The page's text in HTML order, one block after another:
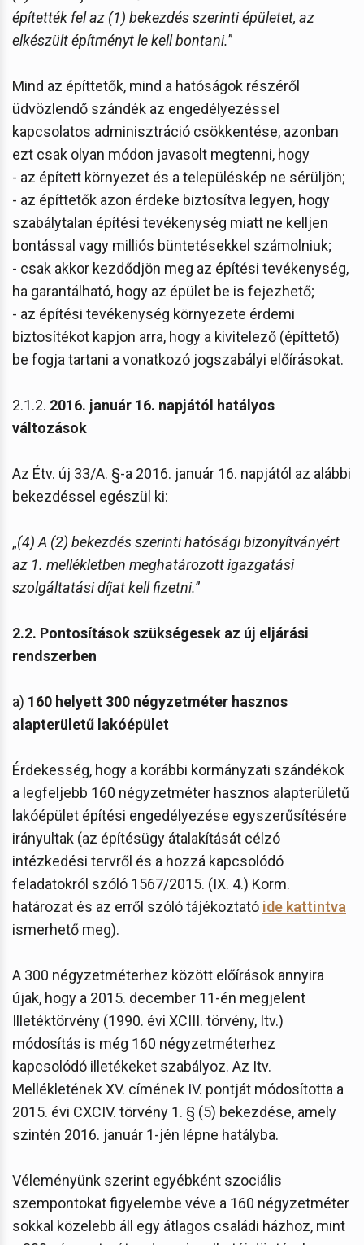
építették fel az (1) bekezdés szerinti épületet, az
elkészült építményt le kell bontani.”
Mind az építtetők, mind a hatóságok részéről
üdvözlendő szándék az engedélyezéssel
kapcsolatos adminisztráció csökkentése, azonban
ezt csak olyan módon javasolt megtenni, hogy
- az épített környezet és a településkép ne sérüljön;
- az építtetők azon érdeke biztosítva legyen, hogy
szabálytalan építési tevékenység miatt ne kelljen
bontással vagy milliós büntetésekkel számolniuk;
- csak akkor kezdődjön meg az építési tevékenység,
ha garantálható, hogy az épület be is fejezhető;
- az építési tevékenység környezete érdemi
biztosítékot kapjon arra, hogy a kivitelező (építtető)
be fogja tartani a vonatkozó jogszabályi előírásokat.
2.1.2. 2016. január 16. napjától hatályos
változások
Az Étv. új 33/A. §-a 2016. január 16. napjától az alábbi
bekezdéssel egészül ki:
„(4) A (2) bekezdés szerinti hatósági bizonyítványért
az 1. mellékletben meghatározott igazgatási
szolgáltatási díjat kell fizetni.”
2.2. Pontosítások szükségesek az új eljárási
rendszerben
a) 160 helyett 300 négyzetméter hasznos
alapterületű lakóépület
Érdekesség, hogy a korábbi kormányzati szándékok
a legfeljebb 160 négyzetméter hasznos alapterületű
lakóépület építési engedélyezése egyszerűsítésére
irányultak (az építésügy átalakítását célzó
intézkedési tervről és a hozzá kapcsolódó
feladatokról szóló 1567/2015. (IX. 4.) Korm.
határozat és az erről szóló tájékoztató ide kattintva
ismerhető meg).
A 300 négyzetméterhez között előírások annyira
újak, hogy a 2015. december 11-én megjelent
Illetéktörvény (1990. évi XCIII. törvény, Itv.)
módosítás is még 160 négyzetméterhez
kapcsolódó illetékeket szabályoz. Az Itv.
Mellékletének XV. címének IV. pontját módosította a
2015. évi CXCIV. törvény 1. § (5) bekezdése, amely
szintén 2016. január 1-jén lépne hatályba.
Véleményünk szerint egyébként szociális
szempontokat figyelembe véve a 160 négyzetméter
sokkal közelebb áll egy átlagos családi házhoz, mint